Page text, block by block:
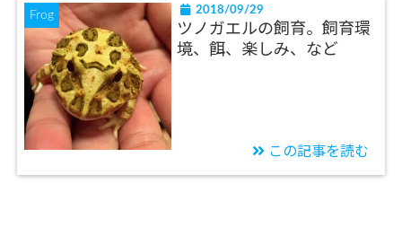
Frog 2018/09/29
ツノガエルの飼育。飼育環
境、餌、楽しみ、など
この記事を読む